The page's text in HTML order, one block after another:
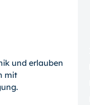
und erlauben
mit